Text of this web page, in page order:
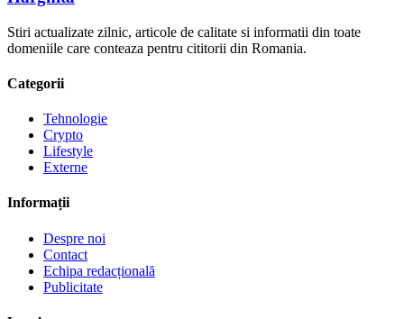
Stiri actualizate zilnic, articole de calitate si informatii din toate
domeniile care conteaza pentru cititorii din Romania.
Categorii
Tehnologie
Crypto
Lifestyle
Externe
Informații
Despre noi
Contact
Echipa redacțională
Publicitate